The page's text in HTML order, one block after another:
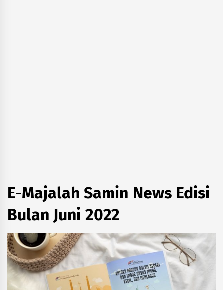
E-Majalah Samin News Edisi
Bulan Juni 2022